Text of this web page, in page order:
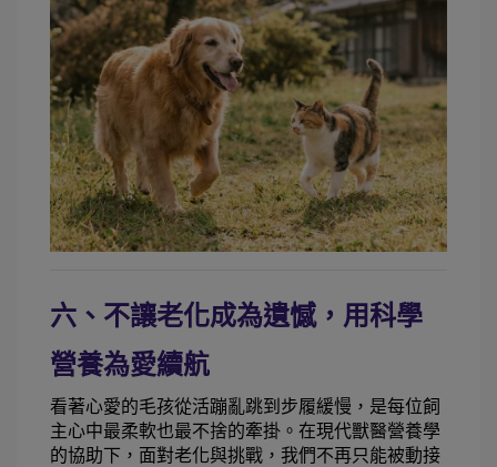
六、不讓老化成為遺憾，用科學
營養為愛續航
看著心愛的毛孩從活蹦亂跳到步履緩慢，是每位飼
主心中最柔軟也最不捨的牽掛。在現代獸醫營養學
的協助下，面對老化與挑戰，我們不再只能被動接